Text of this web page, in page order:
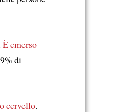
È emerso
di
cervello.